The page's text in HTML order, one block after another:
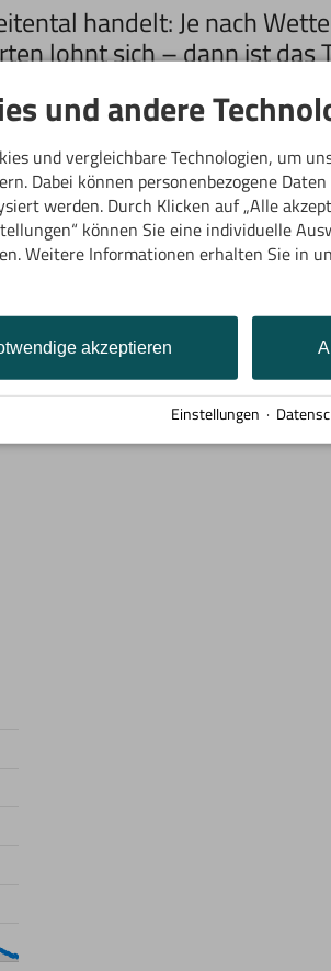
handelt: Je nach
lohnt sich – dann ist das
oder Gämsen entlang des
und andere
und vergleichbare Technologien, um
Dabei können personenbezogene
werden. Durch Klicken auf „Alle
können Sie eine individuelle
Weitere Informationen erhalten Sie in
akzeptieren
Einstellungen ·